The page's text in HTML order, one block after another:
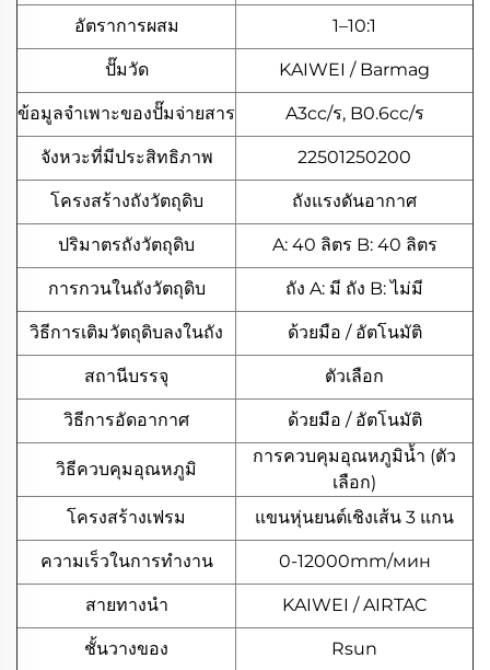
อัตราการผสม 1–10:1
ปั๊มวัด KAIWEI / Barmag
ข้อมูลจำเพาะของปั๊มจ่ายสาร A3cc/ร, B0.6cc/ร
จังหวะที่มีประสิทธิภาพ 22501250200
โครงสร้างถังวัตถุดิบ ถังแรงดันอากาศ
ปริมาตรถังวัตถุดิบ A: 40 ลิตร B: 40 ลิตร
การกวนในถังวัตถุดิบ ถัง A: มี ถัง B: ไม่มี
วิธีการเติมวัตถุดิบลงในถัง ด้วยมือ / อัตโนมัติ
สถานีบรรจุ ตัวเลือก
วิธีการอัดอากาศ ด้วยมือ / อัตโนมัติ
วิธีควบคุมอุณหภูมิ
การควบคุมอุณหภูมิน้ำ (ตัว
เลือก)
โครงสร้างเฟรม
แขนหุ่นยนต์เชิงเส้น 3 แกน
ความเร็วในการทำงาน 0-12000mm/мин
สายทางนํา KAIWEI / AIRTAC
ชั้นวางของ Rsun